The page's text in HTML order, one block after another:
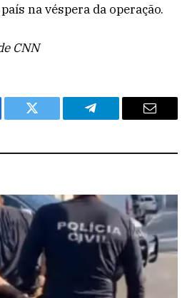
na véspera da operação.
CNN
Twitter Telegram Email